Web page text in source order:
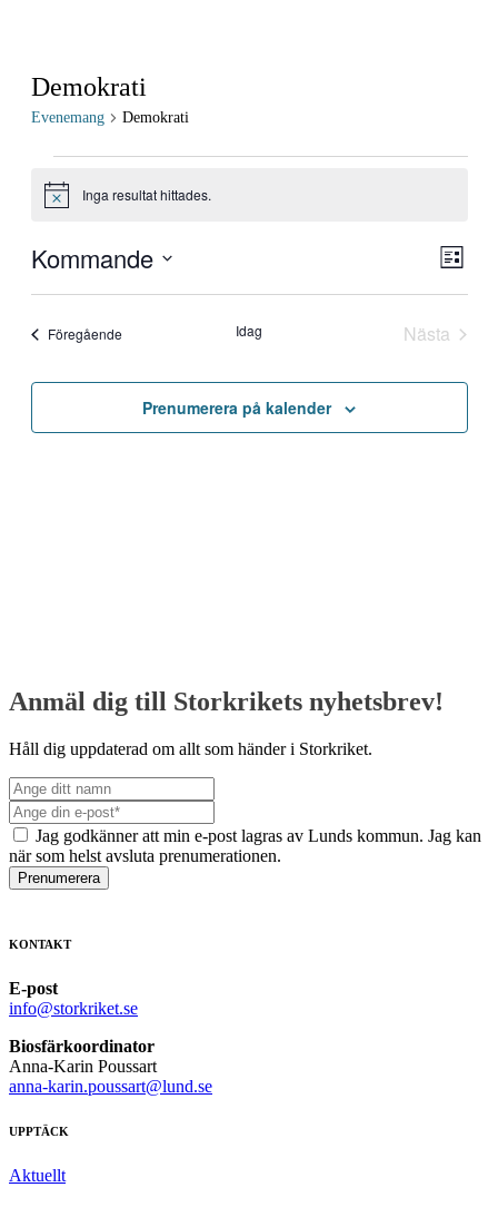
Demokrati
Evenemang Demokrati
Notis Inga resultat hittades.
Vy-
Lista
Kommande
FöregåendeEvenemang Idag
Nästa
Prenumerera på kalender
Anmäl dig till Storkrikets nyhetsbrev!
Håll dig uppdaterad om allt som händer i Storkriket.
Jag godkänner att min e-post lagras av Lunds kommun. Jag kan
när som helst avsluta prenumerationen.
Prenumerera
KONTAKT
E-post
info@storkriket.se
Biosfärkoordinator
Anna-Karin Poussart
anna-karin.poussart@lund.se
UPPTÄCK
Aktuellt